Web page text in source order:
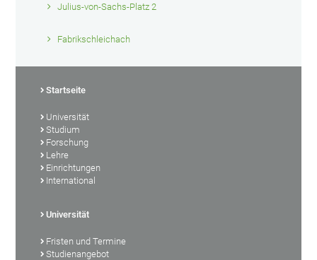
Julius-von-Sachs-Platz 2
Fabrikschleichach
Startseite
Universität
Studium
Forschung
Lehre
Einrichtungen
International
Universität
Fristen und Termine
Studienangebot